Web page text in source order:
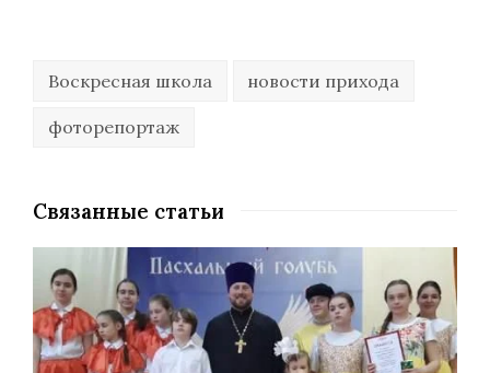
Воскресная школа новости прихода
фоторепортаж
Связанные статьи